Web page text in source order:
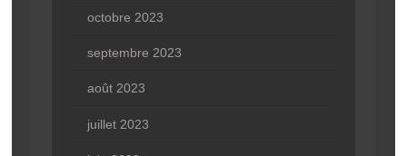
octobre 2023
septembre 2023
août 2023
juillet 2023